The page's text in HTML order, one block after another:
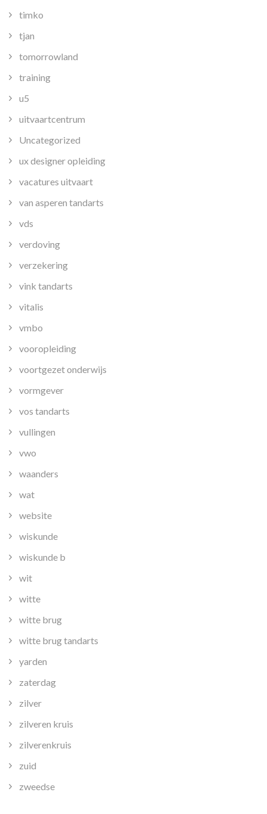
timko
tjan
tomorrowland
training
u5
uitvaartcentrum
Uncategorized
ux designer opleiding
vacatures uitvaart
van asperen tandarts
vds
verdoving
verzekering
vink tandarts
vitalis
vmbo
vooropleiding
voortgezet onderwijs
vormgever
vos tandarts
vullingen
vwo
waanders
wat
website
wiskunde
wiskunde b
wit
witte
witte brug
witte brug tandarts
yarden
zaterdag
zilver
zilveren kruis
zilverenkruis
zuid
zweedse